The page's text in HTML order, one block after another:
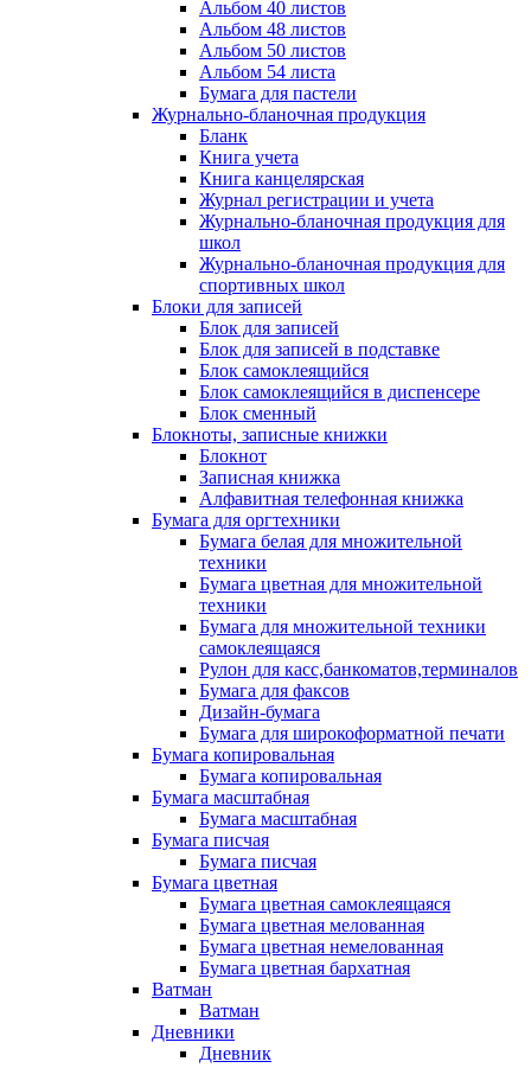
Альбом 40 листов
Альбом 48 листов
Альбом 50 листов
Альбом 54 листа
Бумага для пастели
Журнально-бланочная продукция
Бланк
Книга учета
Книга канцелярская
Журнал регистрации и учета
Журнально-бланочная продукция для
школ
Журнально-бланочная продукция для
спортивных школ
Блоки для записей
Блок для записей
Блок для записей в подставке
Блок самоклеящийся
Блок самоклеящийся в диспенсере
Блок сменный
Блокноты, записные книжки
Блокнот
Записная книжка
Алфавитная телефонная книжка
Бумага для оргтехники
Бумага белая для множительной
техники
Бумага цветная для множительной
техники
Бумага для множительной техники
самоклеящаяся
Рулон для касс,банкоматов,терминалов
Бумага для факсов
Дизайн-бумага
Бумага для широкоформатной печати
Бумага копировальная
Бумага копировальная
Бумага масштабная
Бумага масштабная
Бумага писчая
Бумага писчая
Бумага цветная
Бумага цветная самоклеящаяся
Бумага цветная мелованная
Бумага цветная немелованная
Бумага цветная бархатная
Ватман
Ватман
Дневники
Дневник